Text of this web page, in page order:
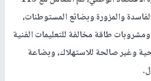
والمزورة وبضائع المستوطنات،
طاقة مخالفة للتعليمات الفنية
وغير صالحة للاستهلاك، وبضاعة